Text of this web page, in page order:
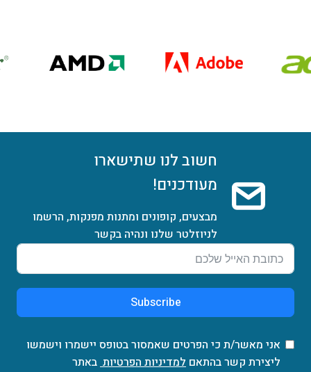
חשוב לנו שתישארו
מעודכנים!
מבצעים, קופונים ומתנות מפנקות, הרשמו
לניוזלטר שלנו ונהיה בקשר
Subscribe
אני מאשר/ת כי הפרטים שאמסור בטופס יישמרו וישמשו
ליצירת קשר בהתאם למדיניות הפרטיותבאתר